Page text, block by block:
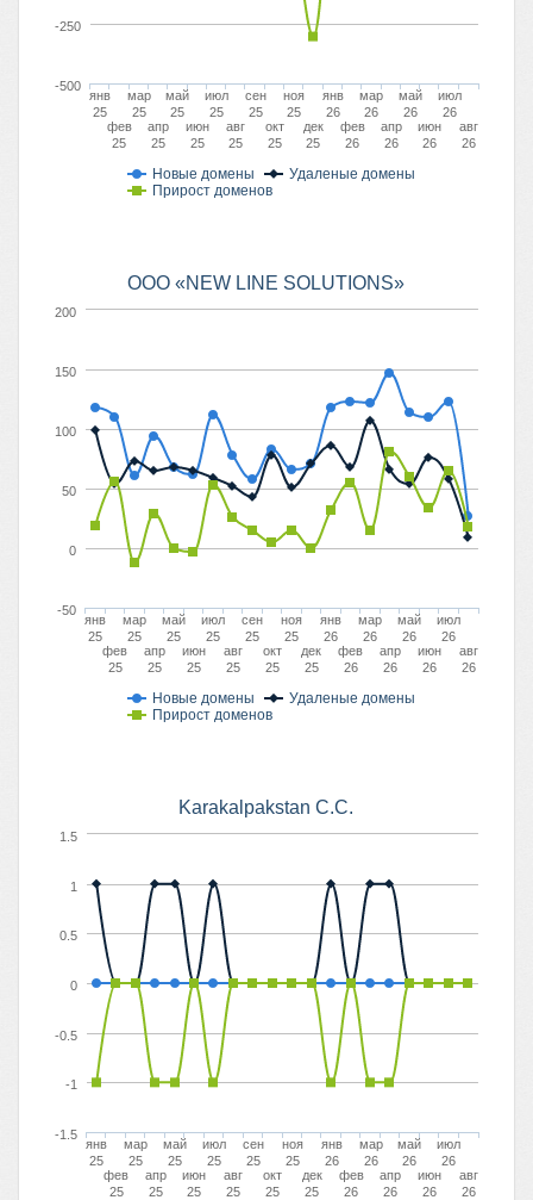
Новые домены
Удаленые домены
Прирост доменов
янв
25
фев
25
мар
25
апр
25
май
25
июн
25
июл
25
авг
25
сен
25
окт
25
ноя
25
дек
25
янв
26
фев
26
мар
26
апр
26
май
26
июн
26
июл
26
авг
26
-500
-250
ООО «NEW LINE SOLUTIONS»
Новые домены
Удаленые домены
Прирост доменов
янв
25
фев
25
мар
25
апр
25
май
25
июн
25
июл
25
авг
25
сен
25
окт
25
ноя
25
дек
25
янв
26
фев
26
мар
26
апр
26
май
26
июн
26
июл
26
авг
26
0
50
100
150
-50
200
Karakalpakstan C.C.
янв
25
фев
25
мар
25
апр
25
май
25
июн
25
июл
25
авг
25
сен
25
окт
25
ноя
25
дек
25
янв
26
фев
26
мар
26
апр
26
май
26
июн
26
июл
26
авг
26
-1.5
-1
-0.5
0
0.5
1
1.5